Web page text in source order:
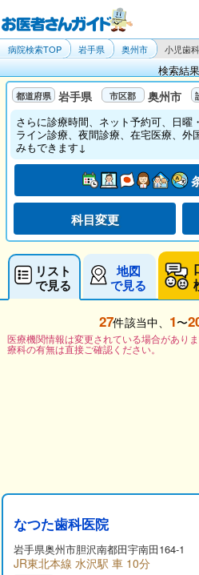
病院検索TOP 岩手県 奥州市 小児歯科
検索結果
岩手県 奥州市
さらに診療時間、ネット予約可、日曜
ライン診療、夜間診療、在宅医療、外
みもできます↓
科目変更
リスト
で見る
地図
で見る
27件該当中、 1〜
医療機関情報は変更されている場合があり
療科の有無は直接ご確認ください。
なつた歯科医院
岩手県奥州市胆沢南都田宇南田164-1
JR東北本線 水沢駅 車 10分